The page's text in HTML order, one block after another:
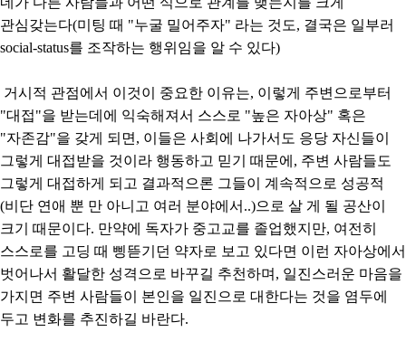
관심갖는다(미팅 때 "누굴 밀어주자" 라는 것도, 결국은 일부러
social-status를 조작하는 행위임을 알 수 있다)
거시적 관점에서 이것이 중요한 이유는, 이렇게 주변으로부터
"대접"을 받는데에 익숙해져서 스스로 "높은 자아상" 혹은
"자존감"을 갖게 되면, 이들은 사회에 나가서도 응당 자신들이
그렇게 대접받을 것이라 행동하고 믿기 때문에, 주변 사람들도
그렇게 대접하게 되고 결과적으론 그들이 계속적으로 성공적
(비단 연애 뿐 만 아니고 여러 분야에서..)으로 살 게 될 공산이
크기 때문이다. 만약에 독자가 중고교를 졸업했지만, 여전히
스스로를 고딩 때 삥뜯기던 약자로 보고 있다면 이런 자아상에서
벗어나서 활달한 성격으로 바꾸길 추천하며, 일진스러운 마음을
가지면 주변 사람들이 본인을 일진으로 대한다는 것을 염두에
두고 변화를 추진하길 바란다.